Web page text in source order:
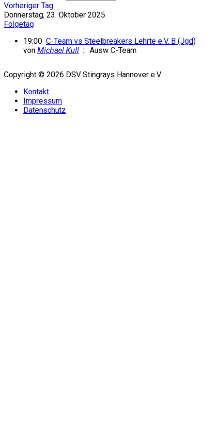
Vorheriger Tag
Donnerstag, 23. Oktober 2025
Folgetag
19:00 C-Team vs Steelbreakers Lehrte e.V. B (Jgd)
von Michael Kull :: Ausw C-Team
Copyright © 2026 DSV Stingrays Hannover e.V.
Kontakt
Impressum
Datenschutz